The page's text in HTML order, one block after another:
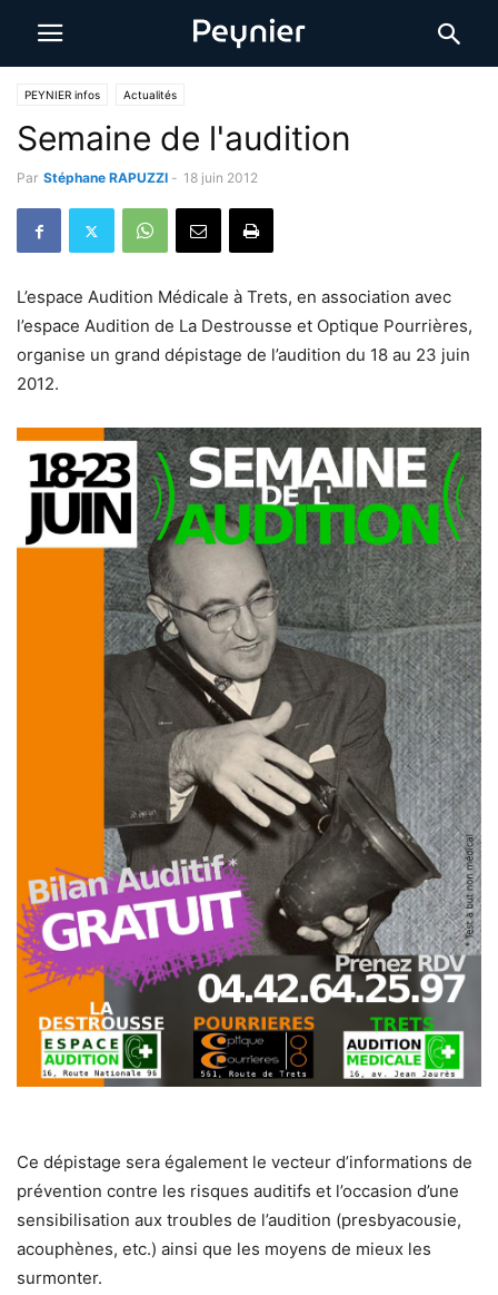
PEYNIER infos Actualités
Semaine de l'audition
Par Stéphane RAPUZZI - 18 juin 2012
L’espace Audition Médicale à Trets, en association avec
l’espace Audition de La Destrousse et Optique Pourrières,
organise un grand dépistage de l’audition du 18 au 23 juin
2012.
Ce dépistage sera également le vecteur d’informations de
prévention contre les risques auditifs et l’occasion d’une
sensibilisation aux troubles de l’audition (presbyacousie,
acouphènes, etc.) ainsi que les moyens de mieux les
surmonter.